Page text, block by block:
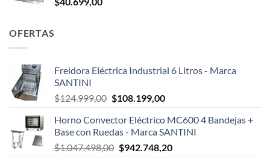
OFERTAS
Freidora Eléctrica Industrial 6 Litros - Marca
SANTINI
$124.999,00 El
original
era:
$124.999,00.
$108.199,00El
actual
es:
$108.199,00.
Horno Convector Eléctrico MC600 4 Bandejas +
Base con Ruedas - Marca SANTINI
$1.047.498,00 El
$942.748,20El